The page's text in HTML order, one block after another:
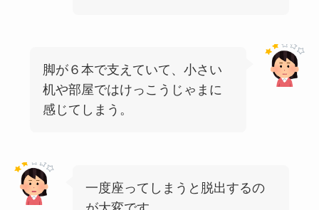
脚が６本で支えていて、小さい
机や部屋ではけっこうじゃまに
感じてしまう。
一度座ってしまうと脱出するの